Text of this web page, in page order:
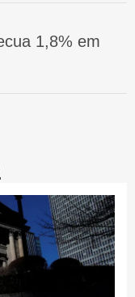
1,8% em